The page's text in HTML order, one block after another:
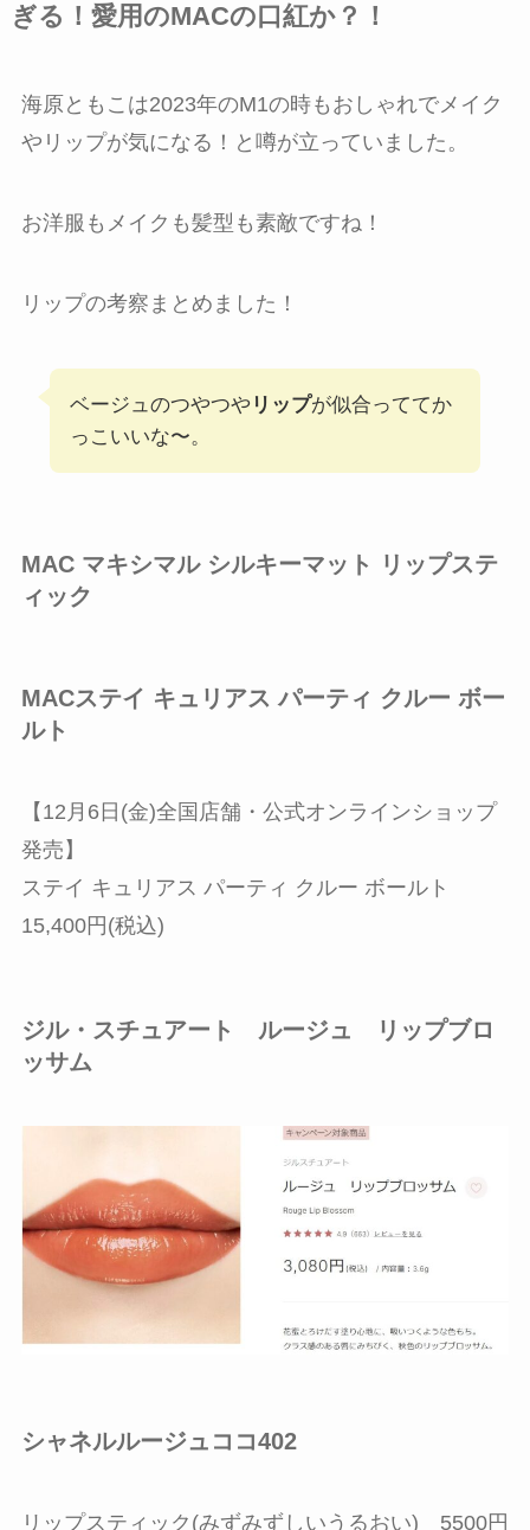
ぎる！愛用のMACの口紅か？！
海原ともこは2023年のM1の時もおしゃれでメイク
やリップが気になる！と噂が立っていました。
お洋服もメイクも髪型も素敵ですね！
リップの考察まとめました！
ベージュのつやつや リップが似合っててか
っこいいな〜。
MAC マキシマル シルキーマット リップステ
ィック
MACステイ キュリアス パーティ クルー ボー
ルト
【12月6日(金)全国店舗・公式オンラインショップ
発売】
ステイ キュリアス パーティ クルー ボールト
15,400円(税込)
ジル・スチュアート ルージュ リップブロ
ッサム
シャネルルージュココ402
リップスティック(みずみずしいうるおい) 5500円